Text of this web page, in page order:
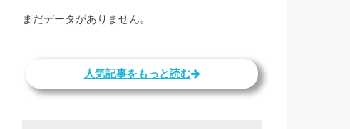
まだデータがありません。
人気記事をもっと読む